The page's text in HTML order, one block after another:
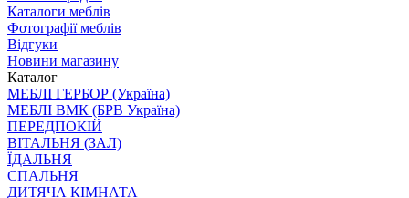
Каталоги меблів
Фотографії меблів
Відгуки
Новини магазину
Каталог
МЕБЛІ ГЕРБОР (Україна)
МЕБЛІ ВМК (БРВ Україна)
ПЕРЕДПОКІЙ
ВІТАЛЬНЯ (ЗАЛ)
ЇДАЛЬНЯ
СПАЛЬНЯ
ДИТЯЧА КІМНАТА